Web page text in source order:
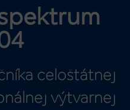
celoštátnej
výtvarnej